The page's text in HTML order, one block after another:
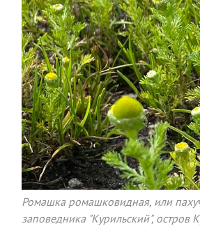
Ромашка ромашковидная, или
заповедника "Курильский", остров